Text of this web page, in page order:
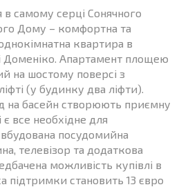
в самому серці Сонячного
Дому – комфортна та
квартира в
Апартамент площею
на шостому поверсі з
(у будинку два ліфти).
на басейн створюють приємну
все необхідне для
посудомийна
телевізор та додаткова
можливість купівлі в
підтримки становить 13 євро